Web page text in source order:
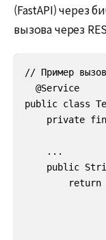
(FastAPI) через
вызова через
// Пример
  @Service
public class
private
    ...
public
return